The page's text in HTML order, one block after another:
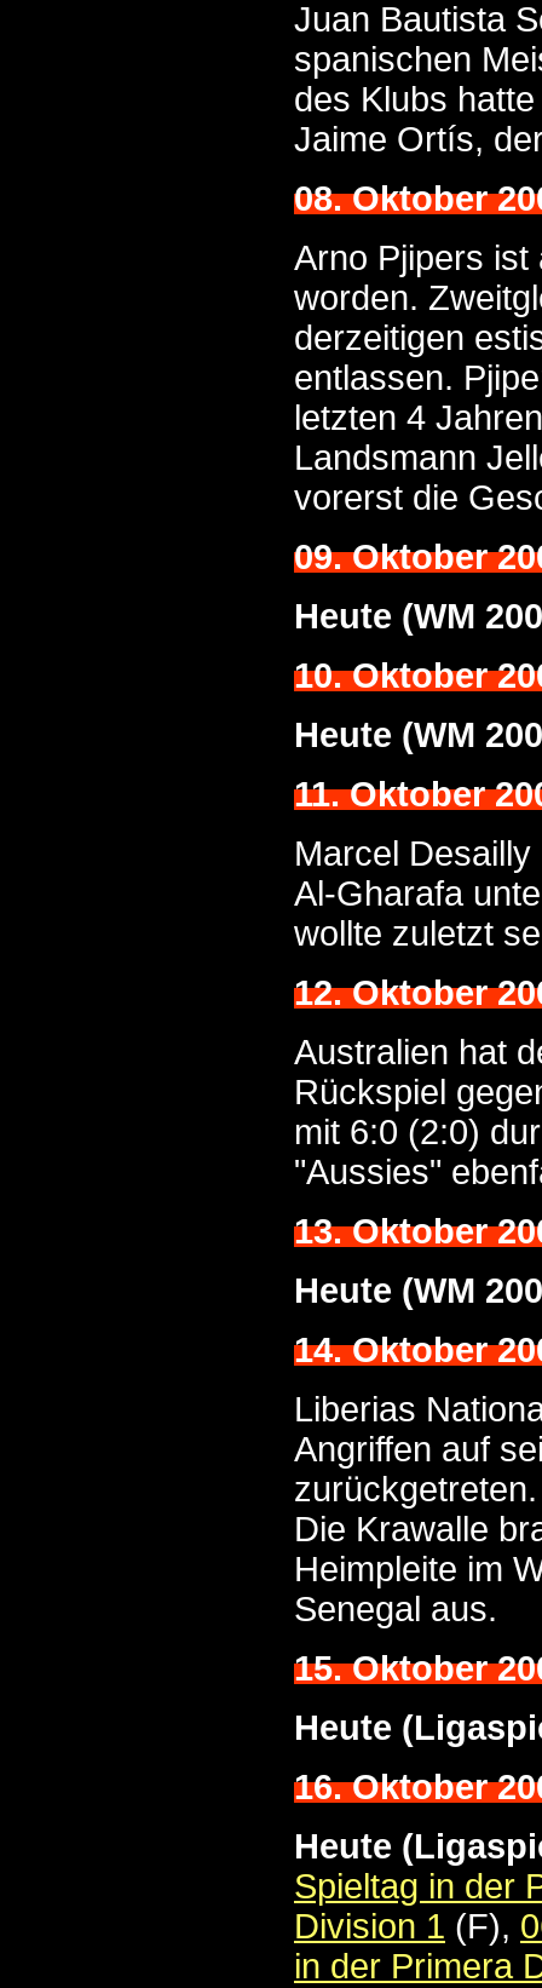
Juan Bautista
spanischen
des Klubs
Jaime Ortís,
08. Oktober
Arno Pjipers ist
worden.
derzeitigen
entlassen.
letzten 4
Landsmann
vorerst die
09. Oktober
Heute (WM
10. Oktober
Heute (WM
11. Oktober
Marcel
Al-Gharafa
wollte zuletzt
12. Oktober
Australien hat
Rückspiel
mit 6:0 (2:0)
"Aussies"
13. Oktober
Heute (WM
14. Oktober
Liberias
Angriffen auf
Die Krawalle
Heimpleite im
Senegal aus.
15. Oktober
Heute
16. Oktober
Heute
Spieltag in der
Division 1 (F),
in der Primera